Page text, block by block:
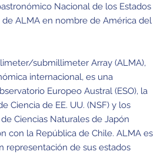
Nacional de los Estados
de ALMA en nombre de América del
submillimeter Array (ALMA),
internacional, es una
Europeo Austral (ESO), la
Ciencia de EE. UU. (NSF) y los
Ciencias Naturales de Japón
con la República de Chile. ALMA es
representación de sus estados